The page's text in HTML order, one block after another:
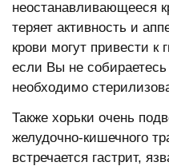
неостанавливающееся
теряет активность и
крови могут привести к
если Вы не
необходимо
Также хорьки очень
желудочно-кишечного
встречается гастрит,